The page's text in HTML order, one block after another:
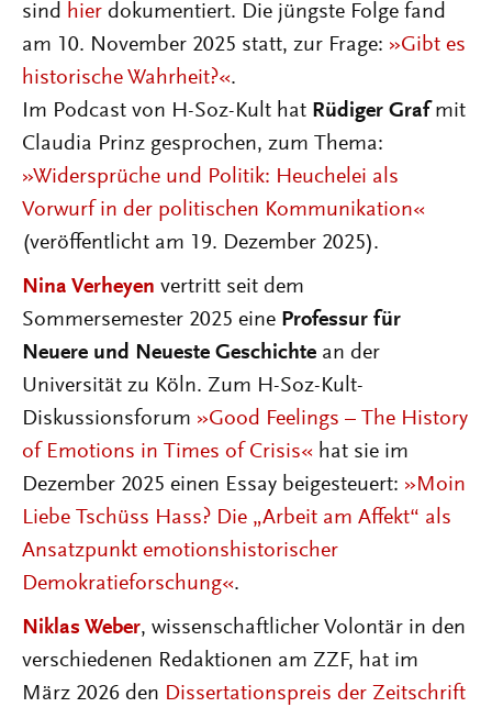
sind hier dokumentiert. Die jüngste Folge fand
am 10. November 2025 statt, zur Frage: »Gibt es
historische Wahrheit?«.
Im Podcast von H-Soz-Kult hat Rüdiger Graf mit
Claudia Prinz gesprochen, zum Thema:
»Widersprüche und Politik: Heuchelei als
Vorwurf in der politischen Kommunikation«
(veröffentlicht am 19. Dezember 2025).
Nina Verheyen vertritt seit dem
Sommersemester 2025 eine Professur für
Neuere und Neueste Geschichte an der
Universität zu Köln. Zum H-Soz-Kult-
Diskussionsforum »Good Feelings – The History
of Emotions in Times of Crisis« hat sie im
Dezember 2025 einen Essay beigesteuert: »Moin
Liebe Tschüss Hass? Die „Arbeit am Affekt“ als
Ansatzpunkt emotionshistorischer
Demokratieforschung«.
Niklas Weber, wissenschaftlicher Volontär in den
verschiedenen Redaktionen am ZZF, hat im
März 2026 den Dissertationspreis der Zeitschrift